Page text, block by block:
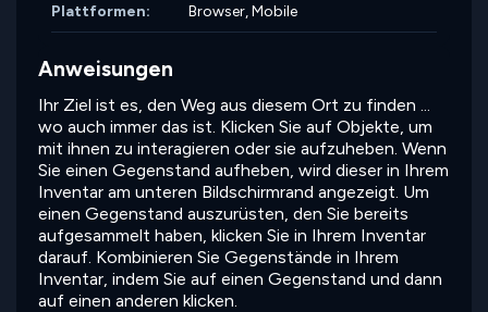
Plattformen:
Browser, Mobile
Anweisungen
Ihr Ziel ist es, den Weg aus diesem Ort zu finden ...
wo auch immer das ist. Klicken Sie auf Objekte, um
mit ihnen zu interagieren oder sie aufzuheben. Wenn
Sie einen Gegenstand aufheben, wird dieser in Ihrem
Inventar am unteren Bildschirmrand angezeigt. Um
einen Gegenstand auszurüsten, den Sie bereits
aufgesammelt haben, klicken Sie in Ihrem Inventar
darauf. Kombinieren Sie Gegenstände in Ihrem
Inventar, indem Sie auf einen Gegenstand und dann
auf einen anderen klicken.